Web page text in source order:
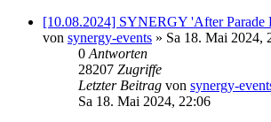
[10.08.2024] SYNERGY 'After Parade
von synergy-events » Sa 18. Mai 2024,
0 Antworten
28207 Zugriffe
Letzter Beitrag von synergy-
Sa 18. Mai 2024, 22:06